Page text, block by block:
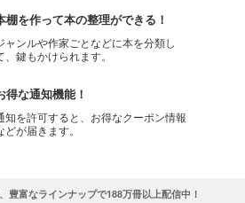
棚を作って本の整理ができる！
ャンルや作家ごとなどに本を分類し
、鍵もかけられます。
得な通知機能！
知を許可すると、お得なクーポン情報
どが届きます。
豊富なラインナップで188万冊以上配信中！